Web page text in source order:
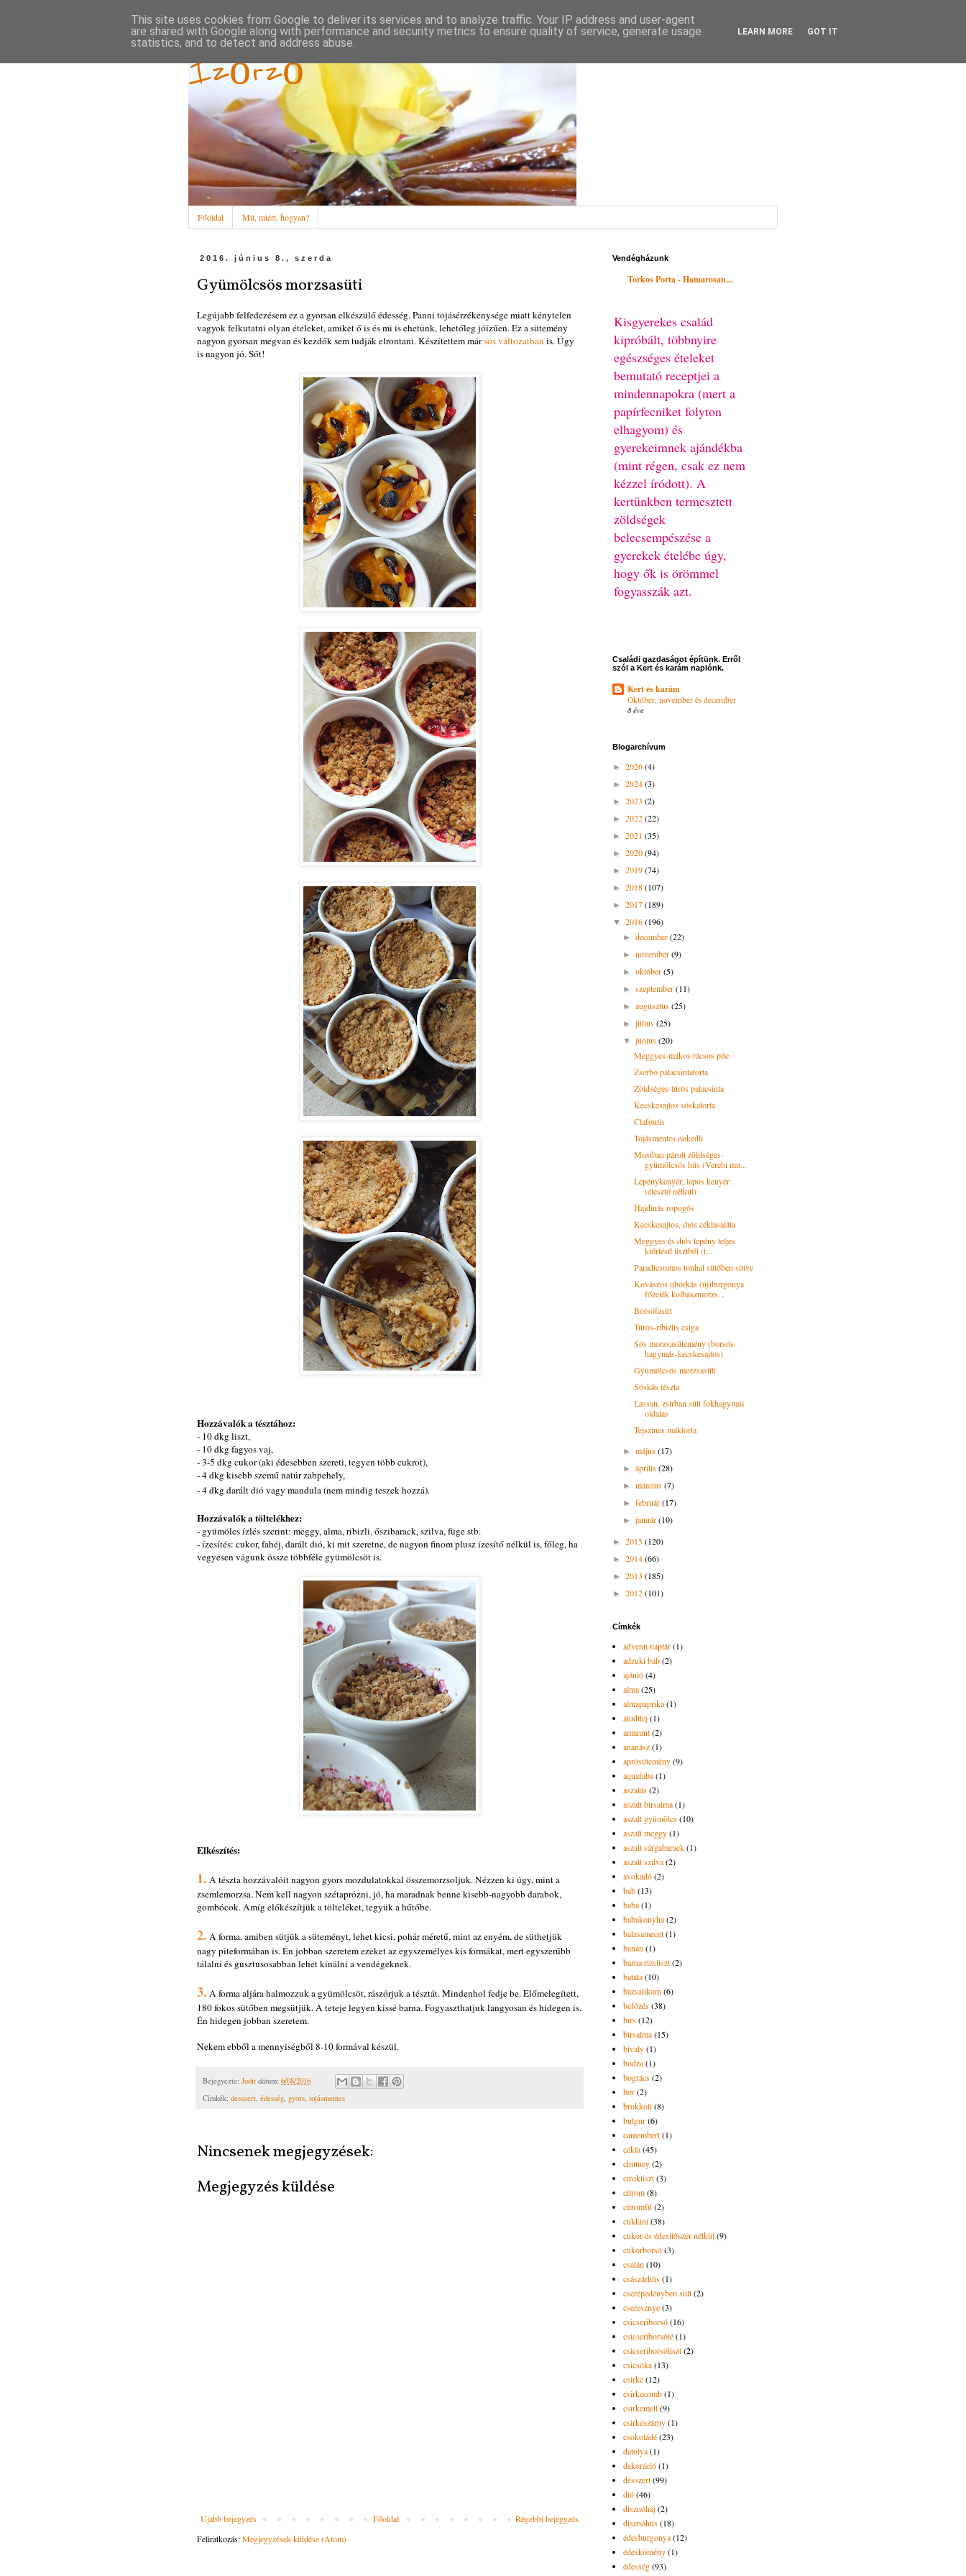
Ízőrző
Főoldal Mit, miért, hogyan?
2016. június 8., szerda
Gyümölcsös morzsasüti
Legújabb felfedezésem ez a gyorsan elkészülő édesség. Panni tojásérzékenysége miatt kénytelen
vagyok felkutatni olyan ételeket, amiket ő is és mi is ehetünk, lehetőleg jóízűen. Ez a sütemény
nagyon gyorsan megvan és kezdők sem tudják elrontani. Készítettem mársós változatbanis. Úgy
is nagyon jó. Sőt!
Hozzávalók a tésztához:
- 10 dkg liszt,
- 10 dkg fagyos vaj,
- 3-5 dkg cukor (aki édesebben szereti, tegyen több cukrot),
- 4 dkg kisebb szemű natúr zabpehely,
- 4 dkg darált dió vagy mandula (nem mindig teszek hozzá).
Hozzávalók a töltelékhez:
- gyümölcs ízlés szerint: meggy, alma, ribizli, őszibarack, szilva, füge stb.
- ízesítés: cukor, fahéj, darált dió, ki mit szeretne, de nagyon finom plusz ízesítő nélkül is, főleg, ha
vegyesen vágunk össze többféle gyümölcsöt is.
Elkészítés:
1. A tészta hozzávalóit nagyon gyors mozdulatokkal összemorzsoljuk. Nézzen ki úgy, mint a
zsemlemorzsa. Nem kell nagyon szétaprózni, jó, ha maradnak benne kisebb-nagyobb darabok,
gombócok. Amíg előkészítjük a tölteléket, tegyük a hűtőbe.
2. A forma, amiben sütjük a süteményt, lehet kicsi, pohár méretű, mint az enyém, de süthetjük
nagy piteformában is. Én jobban szeretem ezeket az egyszemélyes kis formákat, mert egyszerűbb
tálalni és gusztusosabban lehet kínálni a vendégeknek.
3. A forma aljára halmozzuk a gyümölcsöt, rászórjuk a tésztát. Mindenhol fedje be. Előmelegített,
180 fokos sütőben megsütjük. A teteje legyen kissé barna. Fogyaszthatjuk langyosan és hidegen is.
Én hidegen jobban szeretem.
Nekem ebből a mennyiségből 8-10 formával készül.
Bejegyezte: Judit dátum: 6/08/2016
Címkék: desszert, édesség, gyors, tojásmentes
Nincsenek megjegyzések:
Megjegyzés küldése
Újabb bejegyzés Régebbi bejegyzés
Főoldal
Feliratkozás:Megjegyzések küldése (Atom)
Vendégházunk
Torkos Porta - Hamarosan...
Kisgyerekes család
kipróbált, többnyire
egészséges ételeket
bemutató receptjei a
mindennapokra (mert a
papírfecniket folyton
elhagyom) és
gyerekeimnek ajándékba
(mint régen, csak ez nem
kézzel íródott). A
kertünkben termesztett
zöldségek
belecsempészése a
gyerekek ételébe úgy,
hogy ők is örömmel
fogyasszák azt.
Családi gazdaságot építünk. Erről
szól a Kert és karám naplónk.
Kert és karám
Október, november és december
8 éve
Blogarchívum
► 2026(4)
► 2024(3)
► 2023 (2)
► 2022(22)
► 2021 (35)
► 2020(94)
► 2019(74)
► 2018(107)
► 2017(189)
▼ 2016(196)
►december(22)
►november(9)
►október(5)
►szeptember(11)
►augusztus(25)
►július(25)
▼június(20)
Meggyes-mákos rácsos pite
Zserbó palacsintatorta
Zöldséges-túrós palacsinta
Kecskesajtos sóskatorta
Clafoutis
Tojásmentes nokedli
Mustban párolt zöldséges-
gyümölcsös hús (Verebi mu...
Lepénykenyér, lapos kenyér
(élesztő nélkül)
Hajdinás ropogós
Kecskesajtos, diós céklasaláta
Meggyes és diós lepény teljes
kiőrlésű lisztből (t...
Paradicsomos tonhal sütőben sütve
Kovászos uborkás (új)burgonya
főzelék kolbászmorzs...
Borsófasírt
Túrós-ribizlis csiga
Sós morzsasütemény (borsós-
hagymás-kecskesajtos)
Gyümölcsös morzsasüti
Sóskás tészta
Lassan, zsírban sült fokhagymás
oldalas
Tejszínes máktorta
►május(17)
►április(28)
►március(7)
►február(17)
►január(10)
► 2015(120)
► 2014(66)
► 2013 (185)
► 2012(101)
Címkék
adventi naptár(1)
adzuki bab(2)
ajánló(4)
alma(25)
almapaprika(1)
aludttej(1)
amarant(2)
ananász(1)
aprósütemény(9)
aquafaba(1)
aszalás(2)
aszalt birsalma(1)
aszalt gyümölcs(10)
aszalt meggy(1)
aszalt sárgabarack(1)
aszalt szilva(2)
avokádó(2)
bab(13)
baba(1)
babakonyha(2)
balzsamecet(1)
banán(1)
barna rizsliszt(2)
batáta(10)
bazsalikom(6)
befőzés(38)
birs(12)
birsalma(15)
bivaly(1)
bodza(1)
bogrács(2)
bor(2)
brokkoli(8)
bulgur(6)
camembert(1)
cékla(45)
chutney(2)
cirokliszt(3)
citrom(8)
citromfű(2)
cukkini(38)
cukor-és édesítőszer nélkül(9)
cukorborsó(3)
csalán(10)
császárhús(1)
cserépedényben sült(2)
cseresznye(3)
csicseriborsó(16)
csicseriborsólé(1)
csicseriborsóliszt(2)
csicsóka(13)
csirke(12)
csirkecomb(1)
csirkemell(9)
csirkeszárny(1)
csokoládé(23)
datolya(1)
dekoráció(1)
desszert(99)
dió(46)
disznóháj(2)
disznóhús(18)
édesburgonya(12)
édeskömény(1)
édesség(93)
This site uses cookies from Google to deliver its services and to analyze traffic. Your IP address and user-agent
are shared with Google along with performance and security metrics to ensure quality of service, generate usage
statistics, and to detect and address abuse.
LEARN MORE GOT IT